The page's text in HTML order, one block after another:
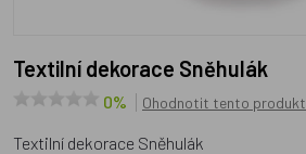
Textilní dekorace Sněhulák
0% Ohodnotit tento produkt
Textilní dekorace Sněhulák